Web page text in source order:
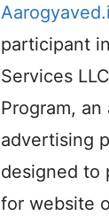
participant
Services
Program,
advertising
designed to
for website